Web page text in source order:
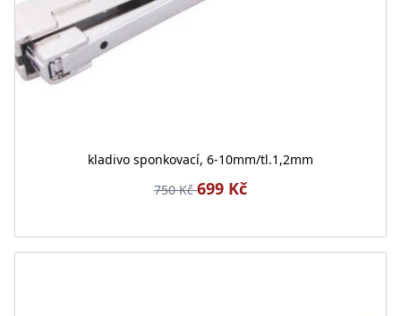
kladivo sponkovací, 6-10mm/tl.1,2mm
750 Kč699 Kč